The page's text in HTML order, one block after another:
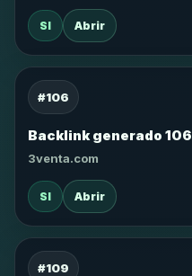
SI Abrir
#106
Backlink generado 106
3venta.com
SI Abrir
#109